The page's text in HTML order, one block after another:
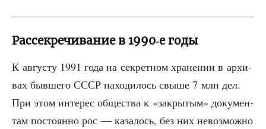
Рассекречивание в 1990‑е годы
К авгу­сту 1991 года на сек­рет­ном хра­не­нии в архи­
вах быв­ше­го СССР нахо­ди­лось свы­ше 7 млн дел.
При этом инте­рес обще­ства к «закры­тым» доку­мен­
там посто­ян­но рос — каза­лось, без них невоз­мож­но